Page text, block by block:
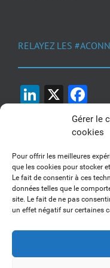
Gérer le
cookies
Pour offrir les meilleures
que les cookies pour stocker
Le fait de consentir à ces
données telles que le
site. Le fait de ne pas
un effet négatif sur certaines
RELAYEZ LES
LinkedIn
X
1,